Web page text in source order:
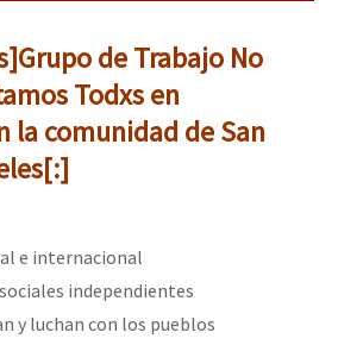
de Trabajo No
Todxs en
la comunidad de San
e internacional
independientes
y luchan con los pueblos